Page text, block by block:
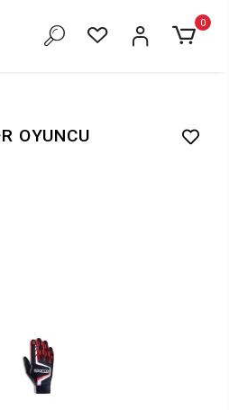
0
OYUNCU